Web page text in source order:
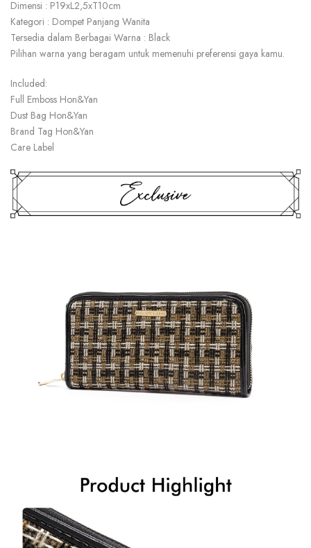
Dimensi : P19xL2,5xT10cm
Kategori : Dompet Panjang Wanita
Tersedia dalam Berbagai Warna : Black
Pilihan warna yang beragam untuk memenuhi preferensi gaya kamu.
Included:
Full Emboss Hon&Yan
Dust Bag Hon&Yan
Brand Tag Hon&Yan
Care Label